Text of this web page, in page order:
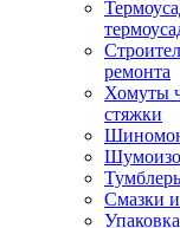
ремонта
Хомуты
стяжки
Смазки